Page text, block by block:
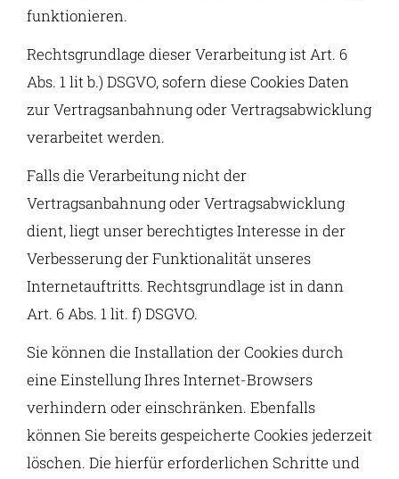
funktionieren.
Rechtsgrundlage dieser Verarbeitung ist Art. 6
Abs. 1 lit b.) DSGVO, sofern diese Cookies Daten
zur Vertragsanbahnung oder Vertragsabwicklung
verarbeitet werden.
Falls die Verarbeitung nicht der
Vertragsanbahnung oder Vertragsabwicklung
dient, liegt unser berechtigtes Interesse in der
Verbesserung der Funktionalität unseres
Internetauftritts. Rechtsgrundlage ist in dann
Art. 6 Abs. 1 lit. f) DSGVO.
Sie können die Installation der Cookies durch
eine Einstellung Ihres Internet-Browsers
verhindern oder einschränken. Ebenfalls
können Sie bereits gespeicherte Cookies jederzeit
löschen. Die hierfür erforderlichen Schritte und